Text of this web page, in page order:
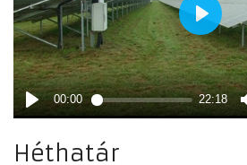
Héthatár